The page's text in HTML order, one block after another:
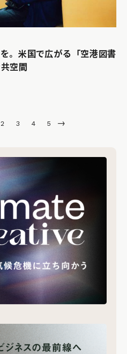
。米国で広がる「空港図書
空間
2 3 4 5 →